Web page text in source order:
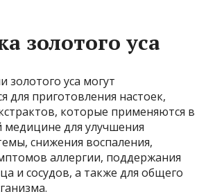
золотого уса
золотого уса могут
для приготовления настоек,
которые применяются в
для улучшения
снижения воспаления,
аллергии, поддержания
и сосудов, а также для общего